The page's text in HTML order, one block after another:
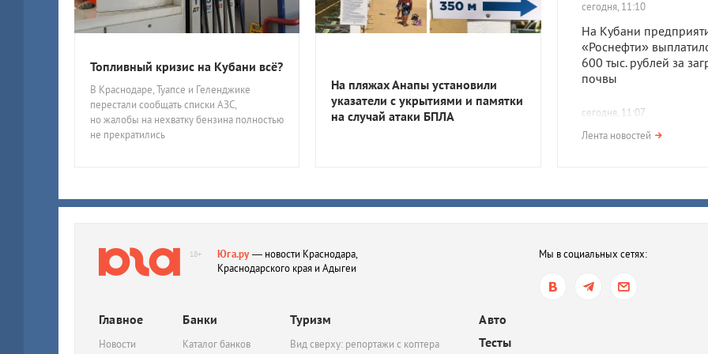
сегодня, 11:10
На Кубани
«Роснефти»
600 тыс. рублей за
почвы
сегодня, 11:07
В вузах Краснодара
сегодня, 10:59
появился новый способ
Лента новостей
Топливный кризис на Кубани всё?
В Краснодаре, Туапсе и Геленджике
перестали сообщать списки АЗС,
но жалобы на нехватку бензина полностью
не прекратились
На пляжах Анапы установили
указатели с укрытиями и памятки
на случай атаки БПЛА
18+ Юга.ру— новости Краснодара,
Краснодарского края и Адыгеи
Мы в социальных сетях:
Главное
Новости
Банки
Каталог банков
Туризм
Вид сверху: репортажи с коптера
Авто
Тесты